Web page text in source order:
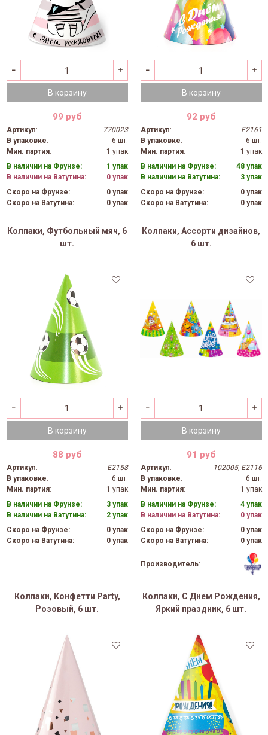
В корзину
99 руб
Артикул:
770023
В упаковке:
6 шт.
Мин. партия:
1 упак
В наличии на Фрунзе:
1 упак
В наличии на Ватутина:
0 упак
Скоро на Фрунзе:
0 упак
Скоро на Ватутина:
0 упак
В корзину
92 руб
Артикул:
E2161
В упаковке:
6 шт.
Мин. партия:
1 упак
В наличии на Фрунзе:
48 упак
В наличии на Ватутина:
3 упак
Скоро на Фрунзе:
0 упак
Скоро на Ватутина:
0 упак
Колпаки, Футбольный мяч, 6
шт.
В корзину
88 руб
Артикул:
E2158
В упаковке:
6 шт.
Мин. партия:
1 упак
В наличии на Фрунзе:
3 упак
В наличии на Ватутина:
2 упак
Скоро на Фрунзе:
0 упак
Скоро на Ватутина:
0 упак
Колпаки, Ассорти дизайнов,
6 шт.
В корзину
91 руб
Артикул:
102005, E2116
В упаковке:
6 шт.
Мин. партия:
1 упак
В наличии на Фрунзе:
4 упак
В наличии на Ватутина:
0 упак
Скоро на Фрунзе:
0 упак
Скоро на Ватутина:
0 упак
Производитель:
Колпаки, Конфетти Party,
Розовый, 6 шт.
Колпаки, С Днем Рождения,
Яркий праздник, 6 шт.